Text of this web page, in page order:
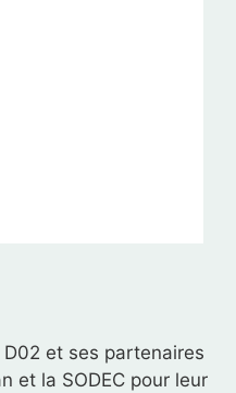
et ses partenaires
et la SODEC pour leur